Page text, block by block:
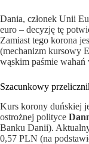
Dania, członek Unii
euro – decyzję tę
Zamiast tego korona
(mechanizm kursowy
wąskim paśmie wahań
Szacunkowy
Kurs korony duńskiej
ostrożnej polityce
Banku Danii).
0,57 PLN (na